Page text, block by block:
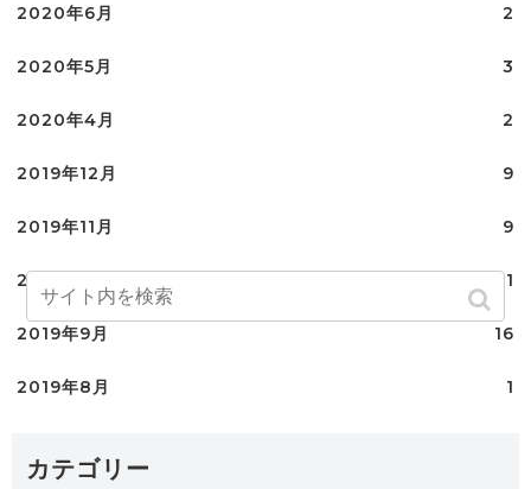
2020年6月 2
2020年5月 3
2020年4月 2
2019年12月 9
2019年11月 9
2019年10月 11
2019年9月 16
2019年8月 1
カテゴリー